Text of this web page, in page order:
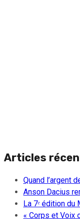
Articles
Quand l’argent
Anson Dacius
La 7ᵉ édition
« Corps et Voix